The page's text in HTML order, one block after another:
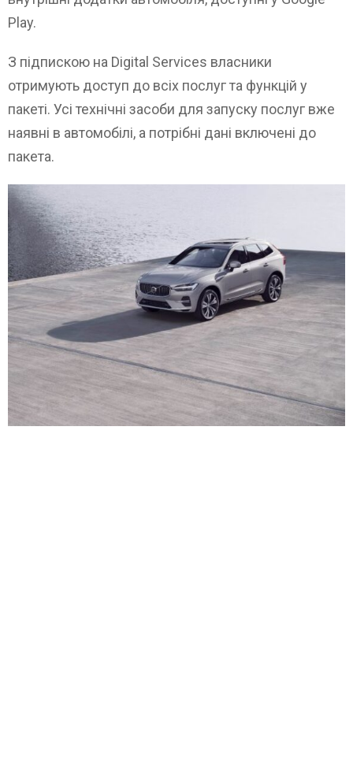
Play.
З підпискою на Digital Services власники
отримують доступ до всіх послуг та функцій у
пакеті. Усі технічні засоби для запуску послуг вже
наявні в автомобілі, а потрібні дані включені до
пакета.